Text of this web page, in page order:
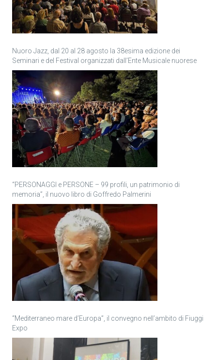
Nuoro Jazz, dal 20 al 28 agosto la 38esima edizione dei
Seminari e del Festival organizzati dall’Ente Musicale nuorese
“PERSONAGGI e PERSONE – 99 profili, un patrimonio di
memoria”, il nuovo libro di Goffredo Palmerini
“Mediterraneo mare d’Europa”, il convegno nell’ambito di Fiuggi
Expo